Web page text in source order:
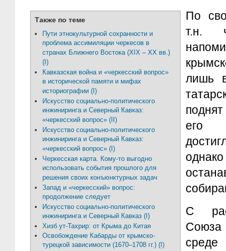
Также по теме
Пути этнокультурной сохранности и
проблема ассимиляции черкесов в
странах Ближнего Востока (XIX – XX вв.)
(I)
Кавказская война и «черкесский вопрос»
в исторической памяти и мифах
историографии (I)
Искусство социально-политического
инжиниринга и Северный Кавказ:
«черкесский вопрос» (II)
Искусство социально-политического
инжиниринга и Северный Кавказ:
«черкесский вопрос» (I)
Черкесская карта. Кому-то выгодно
использовать события прошлого для
решения своих конъюнктурных задач
Запад и «черкесский» вопрос:
продолжение следует
Искусство социально-политического
инжиниринга и Северный Кавказ (I)
Хизб ут-Тахрир: от Крыма до Китая
Освобождение Кабарды от крымско-
турецкой зависимости (1670–1708 гг.) (I)
По
т.н.
лишь
его
С
Союза
среде